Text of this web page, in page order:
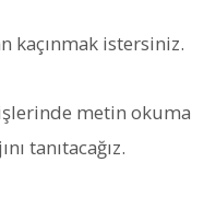
kaçınmak istersiniz.
metin okuma
tanıtacağız.